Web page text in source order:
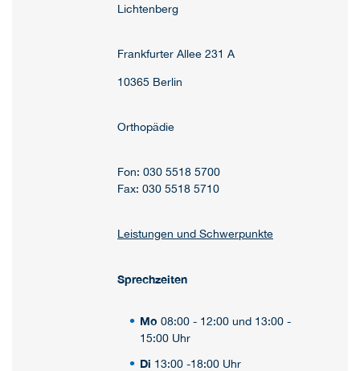
Lichtenberg
Frankfurter Allee 231 A
10365 Berlin
Orthopädie
Fon: 030 5518 5700
Fax: 030 5518 5710
Leistungen und Schwerpunkte
Sprechzeiten
Mo08:00 - 12:00 und 13:00 -
15:00 Uhr
Di 13:00 -18:00 Uhr